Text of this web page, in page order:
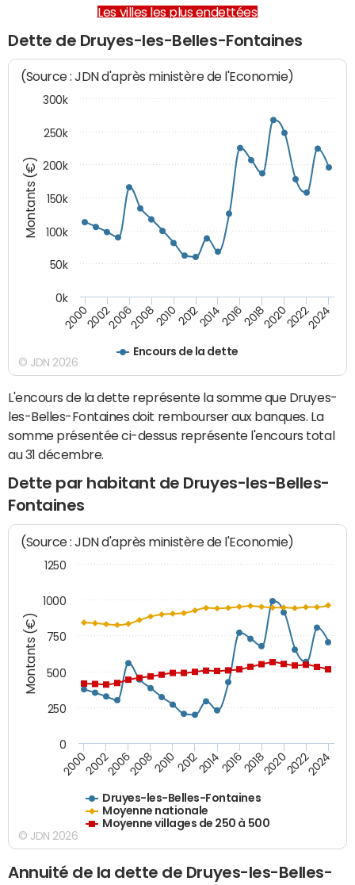
Les villes les plus endettées
Dette de Druyes-les-Belles-Fontaines
Montants (€)
(Source : JDN d'après ministère de l'Economie)
Encours de la dette
200020022006200820102012201420162018202020222024
0k
50k
100k
150k
200k
250k
300k
© JDN 2026
L'encours de la dette représente la somme que Druyes-
les-Belles-Fontaines doit rembourser aux banques. La
somme présentée ci-dessus représente l'encours total
au 31 décembre.
Dette par habitant de Druyes-les-Belles-
Fontaines
Montants (€)
(Source : JDN d'après ministère de l'Economie)
Druyes-les-Belles-Fontaines
Moyenne nationale
Moyenne villages de 250 à 500
200020022006200820102012201420162018202020222024
0
250
500
750
1000
1250
© JDN 2026
Annuité de la dette de Druyes-les-Belles-